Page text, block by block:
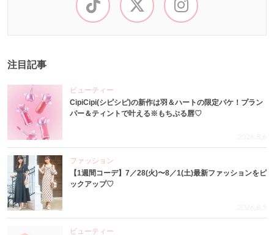
注目記事
ビューティー
CipiCipi(シピシピ)の新作は羽＆ハートの限定パケ！プラン
パー＆ティントで叶える※もちぷる唇♡
2026.8.6
ファッション
【1週間コーデ】7／28(火)〜8／1(土)最新ファッションをピ
ックアップ♡
2026.8.5
ビューティー